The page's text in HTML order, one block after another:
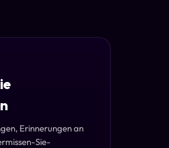
Erinnerungen an
Sie-